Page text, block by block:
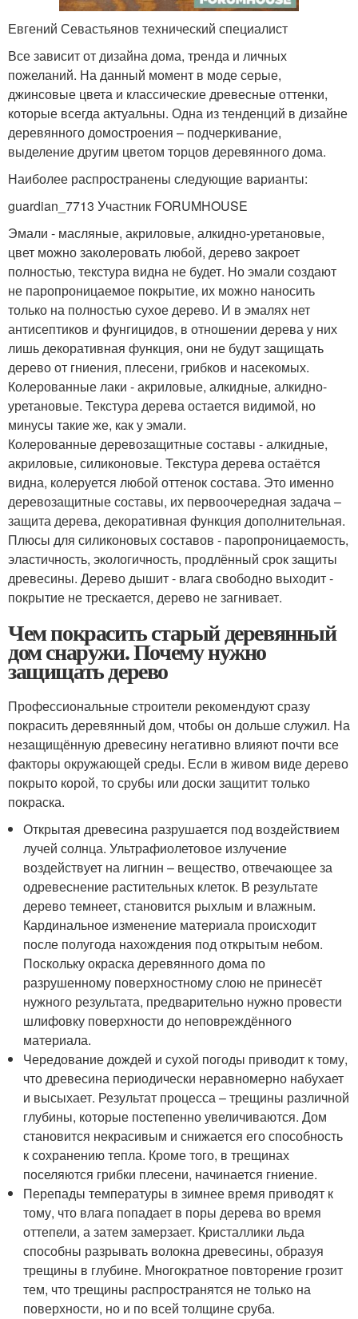
Евгений Севастьянов технический специалист
Все зависит от дизайна дома, тренда и личных
пожеланий. На данный момент в моде серые,
джинсовые цвета и классические древесные оттенки,
которые всегда актуальны. Одна из тенденций в дизайне
деревянного домостроения – подчеркивание,
выделение другим цветом торцов деревянного дома.
Наиболее распространены следующие варианты:
guardian_7713 Участник FORUMHOUSE
Эмали - масляные, акриловые, алкидно-уретановые,
цвет можно заколеровать любой, дерево закроет
полностью, текстура видна не будет. Но эмали создают
не паропроницаемое покрытие, их можно наносить
только на полностью сухое дерево. И в эмалях нет
антисептиков и фунгицидов, в отношении дерева у них
лишь декоративная функция, они не будут защищать
дерево от гниения, плесени, грибков и насекомых.
Колерованные лаки - акриловые, алкидные, алкидно-
уретановые. Текстура дерева остается видимой, но
минусы такие же, как у эмали.
Колерованные деревозащитные составы - алкидные,
акриловые, силиконовые. Текстура дерева остаётся
видна, колеруется любой оттенок состава. Это именно
деревозащитные составы, их первоочередная задача –
защита дерева, декоративная функция дополнительная.
Плюсы для силиконовых составов - паропроницаемость,
эластичность, экологичность, продлённый срок защиты
древесины. Дерево дышит - влага свободно выходит -
покрытие не трескается, дерево не загнивает.
Чем покрасить старый деревянный
дом снаружи. Почему нужно
защищать дерево
Профессиональные строители рекомендуют сразу
покрасить деревянный дом, чтобы он дольше служил. На
незащищённую древесину негативно влияют почти все
факторы окружающей среды. Если в живом виде дерево
покрыто корой, то срубы или доски защитит только
покраска.
Открытая древесина разрушается под воздействием
лучей солнца. Ультрафиолетовое излучение
воздействует на лигнин – вещество, отвечающее за
одревеснение растительных клеток. В результате
дерево темнеет, становится рыхлым и влажным.
Кардинальное изменение материала происходит
после полугода нахождения под открытым небом.
Поскольку окраска деревянного дома по
разрушенному поверхностному слою не принесёт
нужного результата, предварительно нужно провести
шлифовку поверхности до неповреждённого
материала.
Чередование дождей и сухой погоды приводит к тому,
что древесина периодически неравномерно набухает
и высыхает. Результат процесса – трещины различной
глубины, которые постепенно увеличиваются. Дом
становится некрасивым и снижается его способность
к сохранению тепла. Кроме того, в трещинах
поселяются грибки плесени, начинается гниение.
Перепады температуры в зимнее время приводят к
тому, что влага попадает в поры дерева во время
оттепели, а затем замерзает. Кристаллики льда
способны разрывать волокна древесины, образуя
трещины в глубине. Многократное повторение грозит
тем, что трещины распространятся не только на
поверхности, но и по всей толщине сруба.